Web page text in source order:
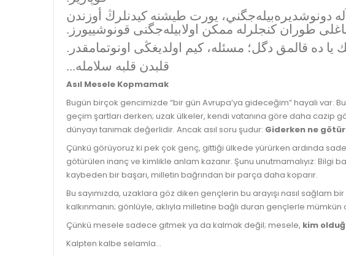
دونوشديرەبيلەجگني، يورت طيشنه كیدنلرڭ أوزندن
طوران كنجلرله ممكن اولابیلەجگنی قونوشییورز .
ده قالمق دگل؛ مسئله، كیم اولدیغڭی اونوتمامقدر .
قلبدن قلبه سلامله...
Asıl Mesele Kopmamak
Bugün birçok gencimizde “bir gün Avrupa’ya gideceğim” hayali var.
geçim şartları derken; uzak ülkeler, kendi vatanına göre daha cazip
dünyayı tanımak değerlidir. Ancak asıl soru şudur: Giderken ne
Çünkü görüyoruz ki pek çok genç, gittiği ülkede yürürken ardında
götürülen inanç ve kimlikle anlam kazanır. Şunu unutmamalıyız:
kaybeden bir başarı, milletin bağrından bir parça daha koparır.
Bu sayımızda, uzaklara göz diken gençlerin bu arayışı nasıl sağlam
kalkınmanın; gönlüyle, aklıyla milletine bağlı duran gençlerle
Çünkü mesele sadece gitmek ya da kalmak değil; mesele, kim
Kalpten kalbe selamla…